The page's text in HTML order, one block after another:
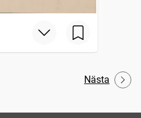
Nästa